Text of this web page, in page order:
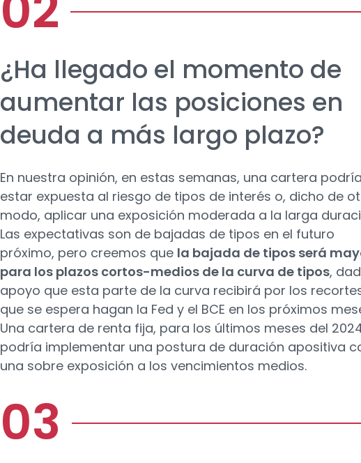
¿Ha llegado el momento de
aumentar las posiciones en
deuda a más largo plazo?
En nuestra opinión, en estas semanas, una cartera
estar expuesta al riesgo de tipos de interés o, dicho de
modo, aplicar una exposición moderada a la larga
Las expectativas son de bajadas de tipos en el futuro
próximo, pero creemos que la bajada de tipos será
para los plazos cortos-medios de la curva de tipos,
apoyo que esta parte de la curva recibirá por los
que se espera hagan la Fed y el BCE en los próximos
Una cartera de renta fija, para los últimos meses del
podría implementar una postura de duración apositiva
una sobre exposición a los vencimientos medios.